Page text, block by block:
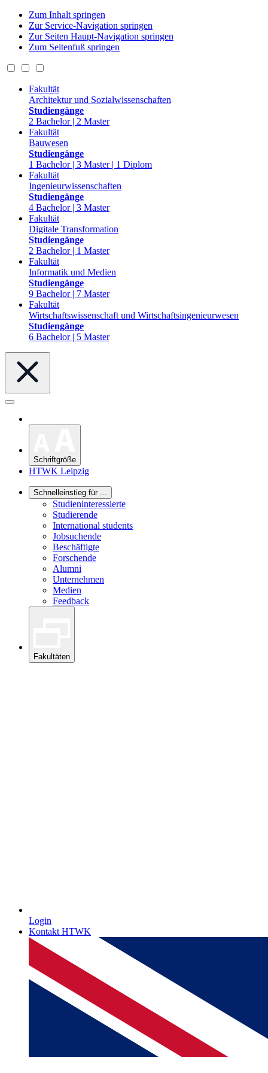
Zum Inhalt springen
Zur Service-Navigation springen
Zur Seiten Haupt-Navigation springen
Zum Seitenfuß springen
Fakultät
Architektur und Sozialwissenschaften
Studiengänge
2 Bachelor | 2 Master
Fakultät
Bauwesen
Studiengänge
1 Bachelor | 3 Master | 1 Diplom
Fakultät
Ingenieurwissenschaften
Studiengänge
4 Bachelor | 3 Master
Fakultät
Digitale Transformation
Studiengänge
2 Bachelor | 1 Master
Fakultät
Informatik und Medien
Studiengänge
9 Bachelor | 7 Master
Fakultät
Wirtschaftswissenschaft und Wirtschaftsingenieurwesen
Studiengänge
6 Bachelor | 5 Master
Schriftgröße
HTWK Leipzig
Schnelleinstieg für ...
Studieninteressierte
Studierende
International students
Jobsuchende
Beschäftigte
Forschende
Alumni
Unternehmen
Medien
Feedback
Fakultäten
Login
Kontakt HTWK